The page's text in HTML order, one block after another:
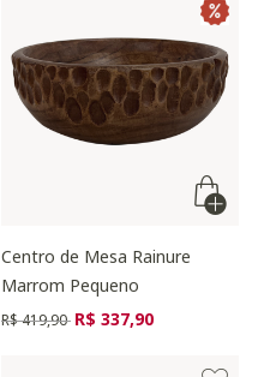
Centro de Mesa Rainure
Marrom Pequeno
Preço reduzido de
R$ 419,90 para
R$ 337,90